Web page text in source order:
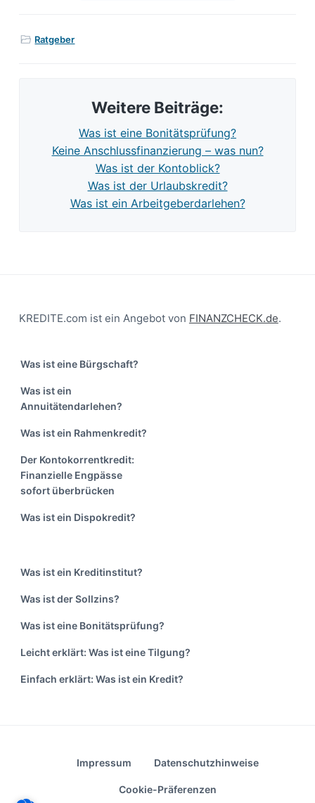
Ratgeber
Weitere Beiträge:
Was ist eine Bonitätsprüfung?
Keine Anschlussfinanzierung – was nun?
Was ist der Kontoblick?
Was ist der Urlaubskredit?
Was ist ein Arbeitgeberdarlehen?
Footer
KREDITE.com ist ein Angebot von FINANZCHECK.de.
Was ist eine Bürgschaft?
Was ist ein
Annuitätendarlehen?
Was ist ein Rahmenkredit?
Der Kontokorrentkredit:
Finanzielle Engpässe
sofort überbrücken
Was ist ein Dispokredit?
Was ist ein Kreditinstitut?
Was ist der Sollzins?
Was ist eine Bonitätsprüfung?
Leicht erklärt: Was ist eine Tilgung?
Einfach erklärt: Was ist ein Kredit?
Impressum Datenschutzhinweise
Cookie-Präferenzen